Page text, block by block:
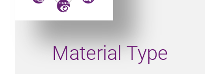
Material Type